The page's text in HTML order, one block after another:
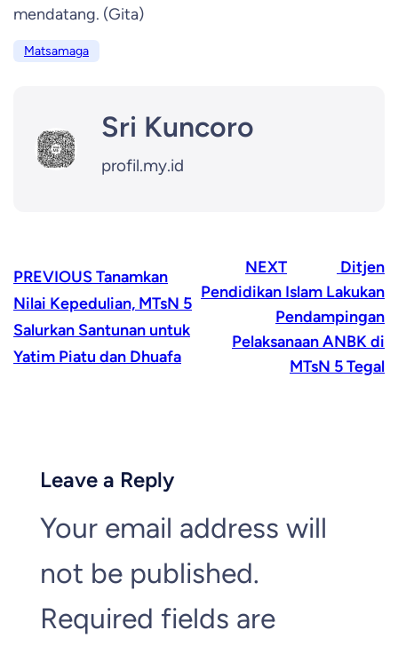
mendatang. (Gita)
Matsamaga
Sri Kuncoro
profil.my.id
PREVIOUSTanamkan
Nilai Kepedulian, MTsN 5
Salurkan Santunan untuk
Yatim Piatu dan Dhuafa
NEXT
Ditjen
Pendidikan Islam Lakukan
Pendampingan
Pelaksanaan ANBK di
MTsN 5 Tegal
Leave a Reply
Your email address will
not be published.
Required fields are